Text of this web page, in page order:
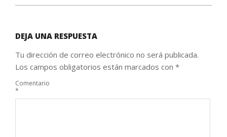
DEJA UNA RESPUESTA
Tu dirección de correo electrónico no será publicada.
Los campos obligatorios están marcados con *
Comentario
*